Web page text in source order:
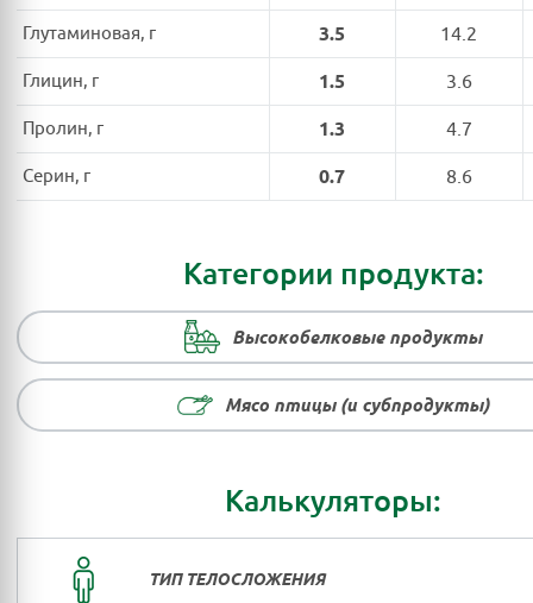
Глутаминовая, г 3.5 14.2
Глицин, г 1.5 3.6
Пролин, г 1.3 4.7
Серин, г 0.7 8.6
Категории продукта:
Высокобелковые продукты
Мясо птицы (и субпродукты)
Калькуляторы:
ТИП ТЕЛОСЛОЖЕНИЯ